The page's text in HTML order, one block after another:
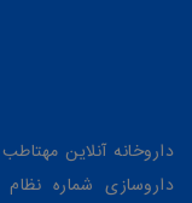
داروخانه آنلاین
داروسازی شماره نظام پزشکی: د-